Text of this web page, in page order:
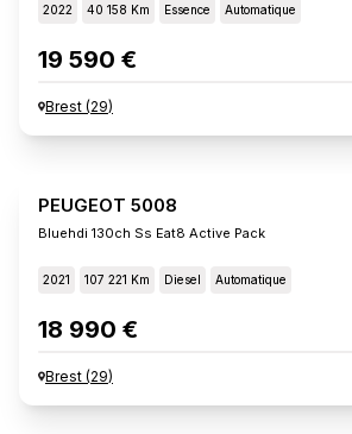
2022 40 158 Km Essence Automatique
19 590 €
Brest (29)
PEUGEOT 5008
Bluehdi 130ch Ss Eat8 Active Pack
2021 107 221 Km Diesel Automatique
18 990 €
Brest (29)